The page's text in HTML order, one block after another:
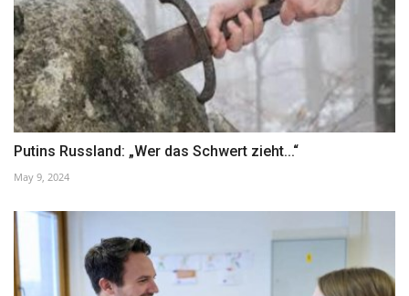
Putins Russland: „Wer das Schwert zieht...“
May 9, 2024